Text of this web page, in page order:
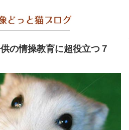
の情操教育に超役立つ７